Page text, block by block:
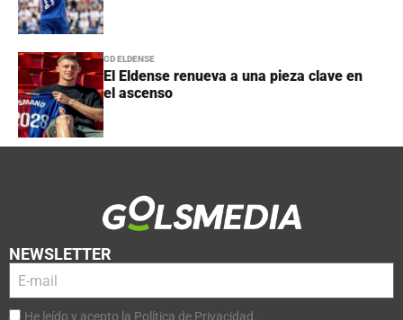
CD ELDENSE
El Eldense renueva a una pieza clave en
el ascenso
NEWSLETTER
He leído y acepto la Política de Privacidad.